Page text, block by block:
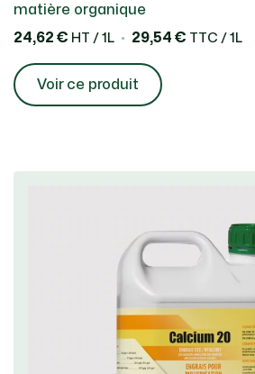
matière organique
24,62 € HT / 1L 29,54 € TTC / 1L
Voir ce produit